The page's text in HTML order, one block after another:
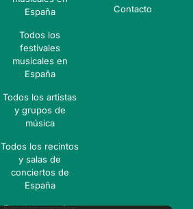
España
Todos los
festivales
musicales en
España
Todos los artistas
y grupos de
música
Todos los recintos
y salas de
conciertos de
España
Contacto